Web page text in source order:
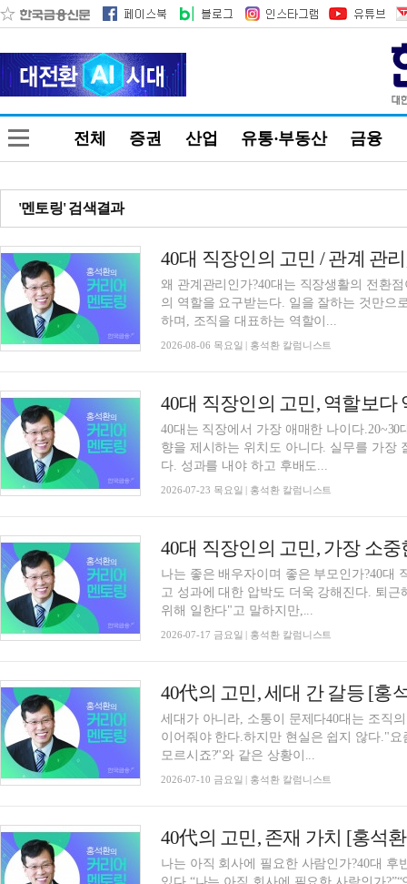
전체 증권 산업 유통·부동산 금융
'멘토링' 검색결과
왜 관계관리인가?40대는 직장생활의 전환
의 역할을 요구받는다. 일을 잘하는 것만으
하며, 조직을 대표하는 역할이...
2026-08-06 목요일 | 홍석환 칼럼니스트
40대는 직장에서 가장 애매한 나이다
향을 제시하는 위치도 아니다. 실무를 가장
다. 성과를 내야 하고 후배도...
2026-07-23 목요일 | 홍석환 칼럼니스트
나는 좋은 배우자이며 좋은 부모인가?40대
고 성과에 대한 압박도 더욱 강해진다. 퇴
위해 일한다"고 말하지만,...
2026-07-17 금요일 | 홍석환 칼럼니스트
40代의 고민, 세대 간 갈등 [홍
세대가 아니라, 소통이 문제다40대는 조직
이어줘야 한다.하지만 현실은 쉽지 않다."
모르시죠?"와 같은 상황이...
2026-07-10 금요일 | 홍석환 칼럼니스트
40代의 고민, 존재 가치 [홍석
나는 아직 회사에 필요한 사람인가?40대